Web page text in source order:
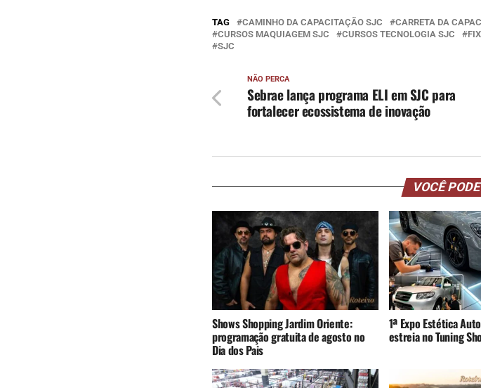
TAG CAMINHO DA CAPACITAÇÃO SJC CARRETA DA
CURSOS MAQUIAGEM SJC
CURSOS TECNOLOGIA SJC
SJC
NÃO PERCA
Sebrae lança programa ELI em SJC para
fortalecer ecossistema de inovação
VOCÊ
Shows Shopping Jardim Oriente:
programação gratuita de agosto no
Dia dos Pais
1ª Expo Estética
estreia no Tuning